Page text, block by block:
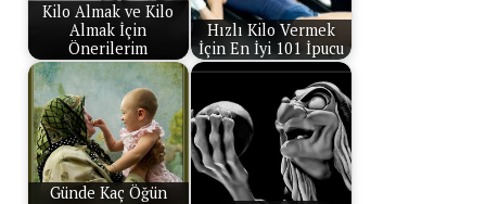
Kilo Almak ve Kilo
Almak İçin
Önerilerim
Hızlı Kilo Vermek
İçin En İyi 101 İpucu
Günde Kaç Öğün